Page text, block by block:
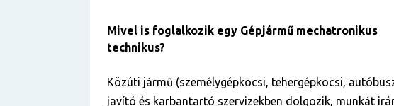
Mivel is foglalkozik egy Gépjármű mechatronikus
technikus?
Közúti jármű (személygépkocsi, tehergépkocsi,
javító és karbantartó szervizekben dolgozik, munkát